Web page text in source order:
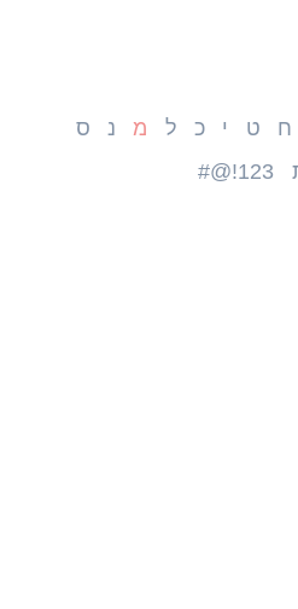
ח ט י כ ל מ נ
ס
123!@#